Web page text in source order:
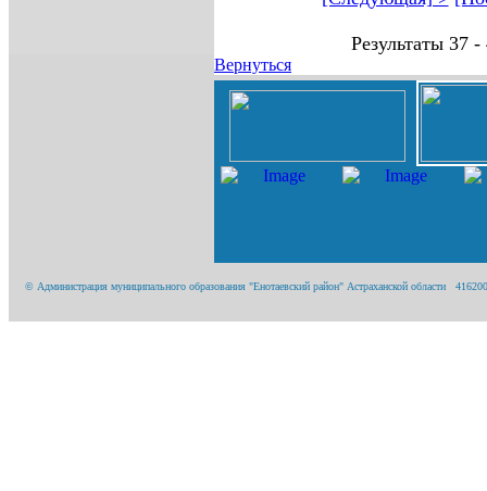
Результаты 37 -
Вернуться
© Администрация муниципального образования "Енотаевский район" Астраханской области